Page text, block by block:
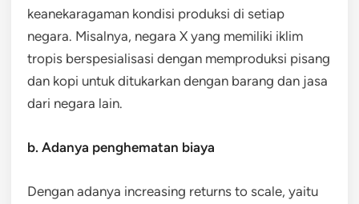
keanekaragaman kondisi produksi di setiap
negara. Misalnya, negara X yang memiliki iklim
tropis berspesialisasi dengan memproduksi pisang
dan kopi untuk ditukarkan dengan barang dan jasa
dari negara lain.
b. Adanya penghematan biaya
Dengan adanya increasing returns to scale, yaitu